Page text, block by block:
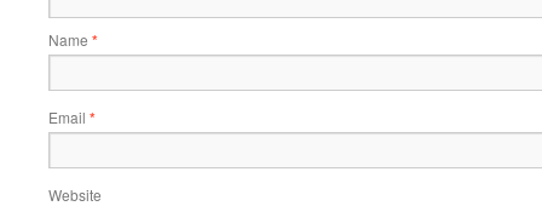
Name *
Email *
Website